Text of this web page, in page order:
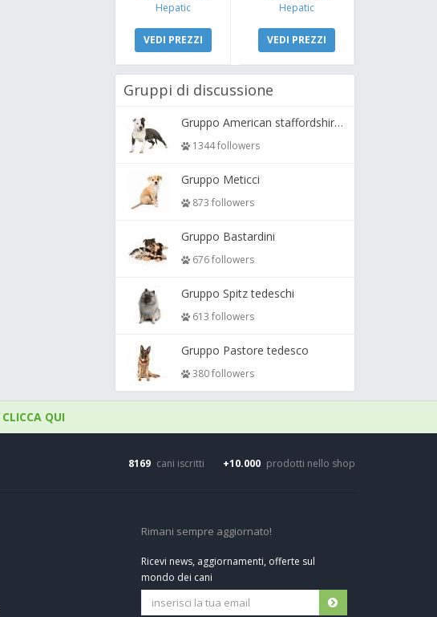
Hepatic
VEDI PREZZI
Hepatic
VEDI PREZZI
Gruppi di discussione
Gruppo American staffordshire terrier ( amstaff, amastaff )
1344 followers
Gruppo Meticci
873 followers
Gruppo Bastardini
676 followers
Gruppo Spitz tedeschi
613 followers
Gruppo Pastore tedesco
380 followers
CLICCA QUI
8169 cani iscritti +10.000 prodotti nello shop
Rimani sempre aggiornato!
Ricevi news, aggiornamenti, offerte sul
mondo dei cani